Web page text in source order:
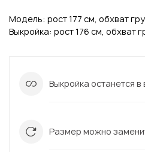
Модель: рост 177 см, обхват
Выкройка: рост 176 см, обхват
Вконтакте Инстаграм
Выкройка останется
Размер можно